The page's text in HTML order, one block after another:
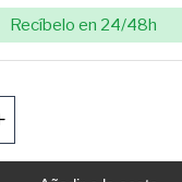
Recíbelo en 24/48h